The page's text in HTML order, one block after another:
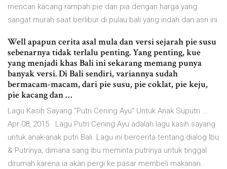
mencari kacang rampah pie dan pia dengan harga yang
sangat murah saat berlibur di pulau bali yang indah dan asri ini.
Well apapun cerita asal mula dan versi sejarah pie susu
sebenarnya tidak terlalu penting. Yang penting, kue
yang menjadi khas Bali ini sekarang memang punya
banyak versi. Di Bali sendiri, variannya sudah
bermacam-macam, dari pie susu, pie coklat, pie keju,
pie kacang dan …
Lagu Kasih Sayang "Putri Cening Ayu" Untuk Anak Suputri ...
Apr 08, 2015 · Lagu Putri Cening Ayu adalah lagu kasih sayang
untuk anak-anak putri Bali. Lagu ini bercerita tentang dialog Ibu
& Putrinya, dimana sang ibu meminta putrinya untuk tinggal
dirumah karena ia akan pergi ke pasar membeli makanan.